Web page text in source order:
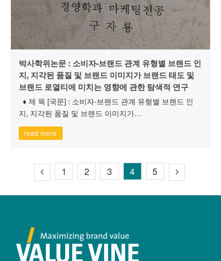
박사학위논문 : 소비자-브랜드 관계 유형별 브랜드 인
지, 지각된 품질 및 브랜드 이미지가 브랜드 태도 및
브랜드 로열티에 미치는 영향에 관한 탐색적 연구
♦ 제 목 [국문] : 소비자-브랜드 관계 유형별 브랜드 인
지, 지각된 품질 및 브랜드 이미지가…
read more
1 2 3 4 5